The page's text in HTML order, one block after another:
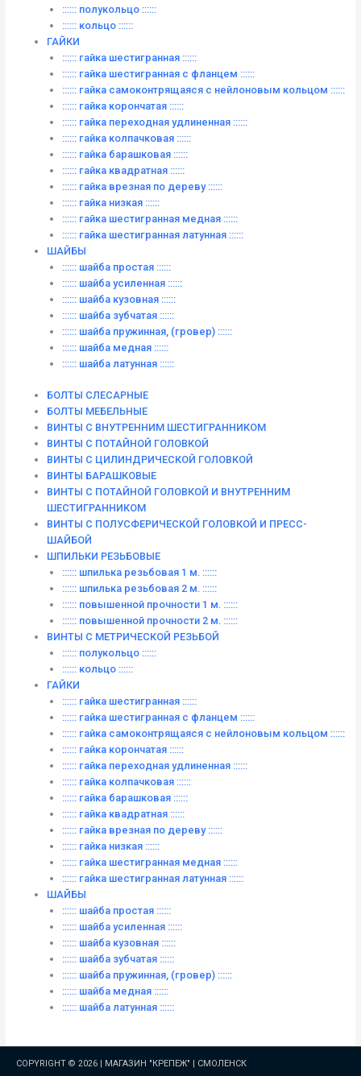
:::::: полукольцо ::::::
:::::: кольцо ::::::
ГАЙКИ
:::::: гайка шестигранная ::::::
:::::: гайка шестигранная с фланцем ::::::
:::::: гайка самоконтрящаяся с нейлоновым кольцом ::::::
:::::: гайка корончатая ::::::
:::::: гайка переходная удлиненная ::::::
:::::: гайка колпачковая ::::::
:::::: гайка барашковая ::::::
:::::: гайка квадратная ::::::
:::::: гайка врезная по дереву ::::::
:::::: гайка низкая ::::::
:::::: гайка шестигранная медная ::::::
:::::: гайка шестигранная латунная ::::::
ШАЙБЫ
:::::: шайба простая ::::::
:::::: шайба усиленная ::::::
:::::: шайба кузовная ::::::
:::::: шайба зубчатая ::::::
:::::: шайба пружинная, (гровер) ::::::
:::::: шайба медная ::::::
:::::: шайба латунная ::::::
БОЛТЫ СЛЕСАРНЫЕ
БОЛТЫ МЕБЕЛЬНЫЕ
ВИНТЫ С ВНУТРЕННИМ ШЕСТИГРАННИКОМ
ВИНТЫ С ПОТАЙНОЙ ГОЛОВКОЙ
ВИНТЫ С ЦИЛИНДРИЧЕСКОЙ ГОЛОВКОЙ
ВИНТЫ БАРАШКОВЫЕ
ВИНТЫ С ПОТАЙНОЙ ГОЛОВКОЙ И ВНУТРЕННИМ
ШЕСТИГРАННИКОМ
ВИНТЫ С ПОЛУСФЕРИЧЕСКОЙ ГОЛОВКОЙ И ПРЕСС-
ШАЙБОЙ
ШПИЛЬКИ РЕЗЬБОВЫЕ
:::::: шпилька резьбовая 1 м. ::::::
:::::: шпилька резьбовая 2 м. ::::::
:::::: повышенной прочности 1 м. ::::::
:::::: повышенной прочности 2 м. ::::::
ВИНТЫ C МЕТРИЧЕСКОЙ РЕЗЬБОЙ
:::::: полукольцо ::::::
:::::: кольцо ::::::
ГАЙКИ
:::::: гайка шестигранная ::::::
:::::: гайка шестигранная с фланцем ::::::
:::::: гайка самоконтрящаяся с нейлоновым кольцом ::::::
:::::: гайка корончатая ::::::
:::::: гайка переходная удлиненная ::::::
:::::: гайка колпачковая ::::::
:::::: гайка барашковая ::::::
:::::: гайка квадратная ::::::
:::::: гайка врезная по дереву ::::::
:::::: гайка низкая ::::::
:::::: гайка шестигранная медная ::::::
:::::: гайка шестигранная латунная ::::::
ШАЙБЫ
:::::: шайба простая ::::::
:::::: шайба усиленная ::::::
:::::: шайба кузовная ::::::
:::::: шайба зубчатая ::::::
:::::: шайба пружинная, (гровер) ::::::
:::::: шайба медная ::::::
:::::: шайба латунная ::::::
COPYRIGHT © 2026 | МАГАЗИН "КРЕПЕЖ" | СМОЛЕНСК